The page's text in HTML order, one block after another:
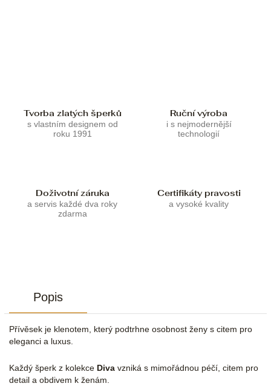
Tvorba zlatých šperků
s vlastním designem od
roku 1991
Ruční výroba
i s nejmodernější
technologií
Doživotní záruka
a servis každé dva roky
zdarma
Certifikáty pravosti
a vysoké kvality
Popis
Přívěsek je klenotem, který podtrhne osobnost ženy s citem pro
eleganci a luxus.
Každý šperk z kolekce Diva vzniká s mimořádnou péčí, citem pro
detail a obdivem k ženám.